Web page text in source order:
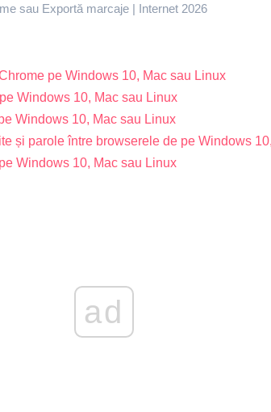
sau Exportă marcaje | Internet 2026
pe Windows 10, Mac sau Linux
Windows 10, Mac sau Linux
Windows 10, Mac sau Linux
și parole între browserele de pe Windows
Windows 10, Mac sau Linux
ad